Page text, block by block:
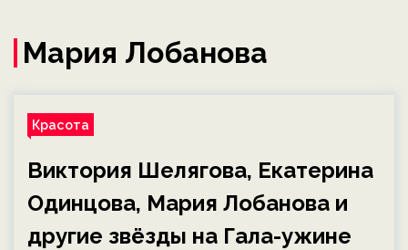
Мария Лобанова
Красота
Виктория Шелягова, Екатерина
Одинцова, Мария Лобанова и
другие звёзды на Гала-ужине